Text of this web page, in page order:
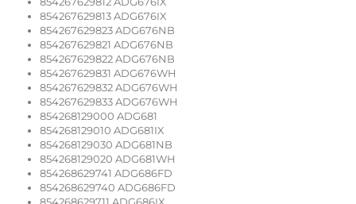
854267629813 ADG676IX
854267629823 ADG676NB
854267629821 ADG676NB
854267629822 ADG676NB
854267629831 ADG676WH
854267629832 ADG676WH
854267629833 ADG676WH
854268129000 ADG681
854268129010 ADG681IX
854268129030 ADG681NB
854268129020 ADG681WH
854268629741 ADG686FD
854268629740 ADG686FD